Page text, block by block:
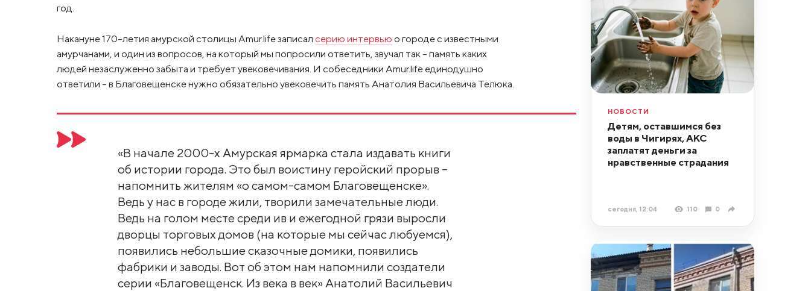
год.
Накануне 170-летия амурской столицы Amur.life записал серию интервью о городе с известными
амурчанами, и один из вопросов, на который мы попросили ответить, звучал так – память каких
людей незаслуженно забыта и требует увековечивания. И собеседники Amur.life единодушно
ответили – в Благовещенске нужно обязательно увековечить память Анатолия Васильевича Телюка.
«В начале 2000-х Амурская ярмарка стала издавать книги
об истории города. Это был воистину геройский прорыв –
напомнить жителям «о самом-самом Благовещенске».
Ведь у нас в городе жили, творили замечательные люди.
Ведь на голом месте среди ив и ежегодной грязи выросли
дворцы торговых домов (на которые мы сейчас любуемся),
появились небольшие сказочные домики, появились
фабрики и заводы. Вот об этом нам напомнили создатели
серии «Благовещенск. Из века в век» Анатолий Васильевич
НОВОСТИ
Детям, оставшимся без
воды в Чигирях, АКС
заплатят деньги за
нравственные страдания
сегодня, 12:04 110 0